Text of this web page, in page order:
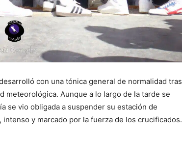
con una tónica general de normalidad tras
meteorológica. Aunque a lo largo de la tarde se
se vio obligada a suspender su estación de
y marcado por la fuerza de los crucificados.